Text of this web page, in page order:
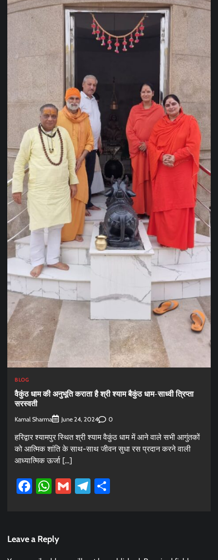
BLOG
वैकुंठ धाम की अनुभूति कराता है श्री श्याम बैकुंठ धाम-साध्वी त्रिप्ता
सरस्वती
Kamal Sharma June 24, 2024 0
हरिद्वार श्यामपुर स्थित श्री श्याम वैकुंठ धाम में आने वाले सभी आगुंतकों
को आत्मिक शांति के साथ-साथ जीवन सुधा रस प्रदान करने वाली
आध्यात्मिक ऊर्जा […]
Facebook
WhatsApp
GmailTelegram
Leave a Reply